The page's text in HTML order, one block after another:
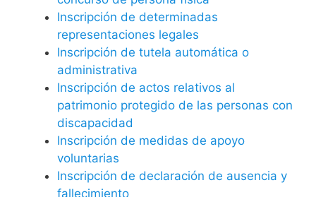
Inscripción de determinadas
representaciones legales
Inscripción de tutela automática o
administrativa
Inscripción de actos relativos al
patrimonio protegido de las personas con
discapacidad
Inscripción de medidas de apoyo
voluntarias
Inscripción de declaración de ausencia y
fallecimiento